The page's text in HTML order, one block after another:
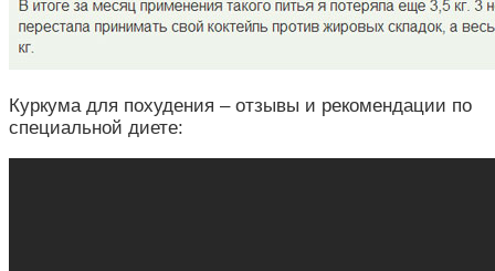
Куркума для похудения – отзывы и рекомендации по
специальной диете: